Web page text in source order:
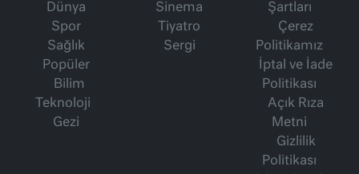
Dünya
Spor
Sağlık
Popüler
Bilim
Teknoloji
Gezi
Sinema
Tiyatro
Sergi
Şartları
Çerez
Politikamız
İptal ve İade
Politikası
Açık Rıza
Metni
Gizlilik
Politikası